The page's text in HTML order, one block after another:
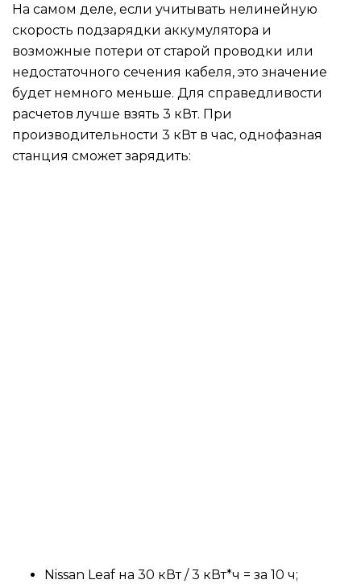
На самом деле, если учитывать нелинейную
скорость подзарядки аккумулятора и
возможные потери от старой проводки или
недостаточного сечения кабеля, это значение
будет немного меньше. Для справедливости
расчетов лучше взять 3 кВт. При
производительности 3 кВт в час, однофазная
станция сможет зарядить:
Nissan Leaf на 30 кВт / 3 кВт*ч = за 10 ч;